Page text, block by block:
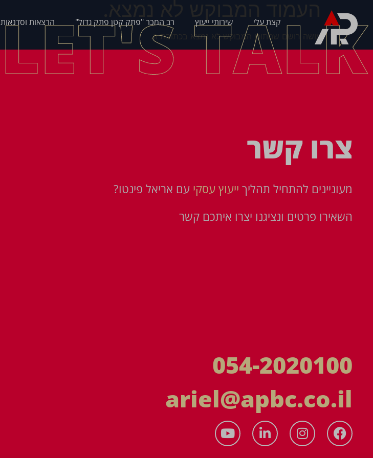
קצת עלי שירותי ייעוץ רב המכר "פתק קטן פתק גדול" הרצאות וסדנאות
העמוד המבוקש לא נמצא.
עושה רושם שהתוכן המבוקש לא נמצא בכתובת זו.
LET'S TALK
צרו קשר
מעוניינים להתחיל תהליך ייעוץ עסקי עם אריאל פינטו?
השאירו פרטים ונציגנו יצרו איתכם קשר
054-2020100
ariel@apbc.co.il